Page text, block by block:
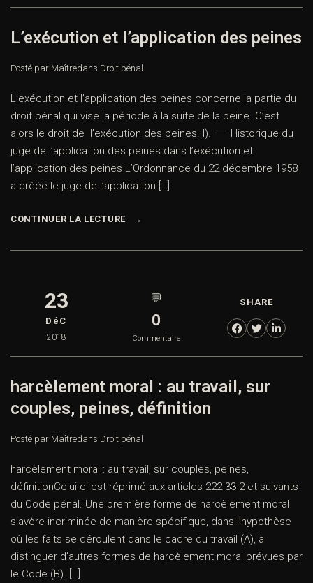
L’exécution et l’application des peines
Posté par Maîtredans Droit pénal
L’exécution et l’application des peines concerne la partie du
droit pénal qui vise la période à la suite de la peine. C’est
alors le droit de l’exécution des peines. I). — Historique du
juge de l’application des peines dans l’exécution et
l’application des peines L’Ordonnance du 22 décembre 1958
a créée le juge de l’application […]
CONTINUER LA LECTURE
23
DéC
2018
💬
0
Commentaire
SHARE
harcèlement moral : au travail, sur
couples, peines, définition
Posté par Maîtredans Droit pénal
harcèlement moral : au travail, sur couples, peines,
définitionCelui-ci est réprimé aux articles 222-33-2 et suivants
du Code pénal. Une première forme de harcèlement moral
s’avère incriminée de manière spécifique, dans l’hypothèse
où les faits se déroulent dans le cadre du travail (A), à
distinguer d’autres formes de harcèlement moral prévues par
le Code (B). […]